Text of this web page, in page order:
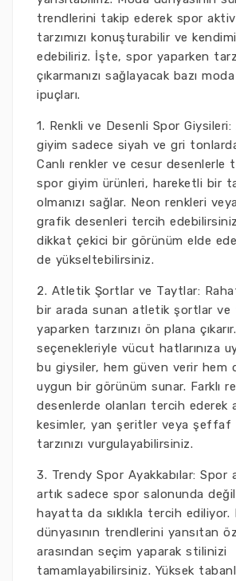
trendlerini takip ederek spor
tarzımızı konuşturabilir ve
edebiliriz. İşte, spor yaparken
çıkarmanızı sağlayacak bazı
ipuçları.
1. Renkli ve Desenli Spor Giysileri:
giyim sadece siyah ve gri
Canlı renkler ve cesur desenlerle
spor giyim ürünleri, hareketli bir
olmanızı sağlar. Neon renkleri
grafik desenleri tercih
dikkat çekici bir görünüm elde
de yükseltebilirsiniz.
2. Atletik Şortlar ve Taytlar:
bir arada sunan atletik şortlar
yaparken tarzınızı ön plana
seçenekleriyle vücut hatlarınıza
bu giysiler, hem güven verir hem
uygun bir görünüm sunar. Farklı
desenlerde olanları tercih ederek
kesimler, yan şeritler veya şeffaf
tarzınızı vurgulayabilirsiniz.
3. Trendy Spor Ayakkabılar: Spor
artık sadece spor salonunda
hayatta da sıklıkla tercih ediliyor.
dünyasının trendlerini yansıtan
arasından seçim yaparak stilinizi
tamamlayabilirsiniz. Yüksek